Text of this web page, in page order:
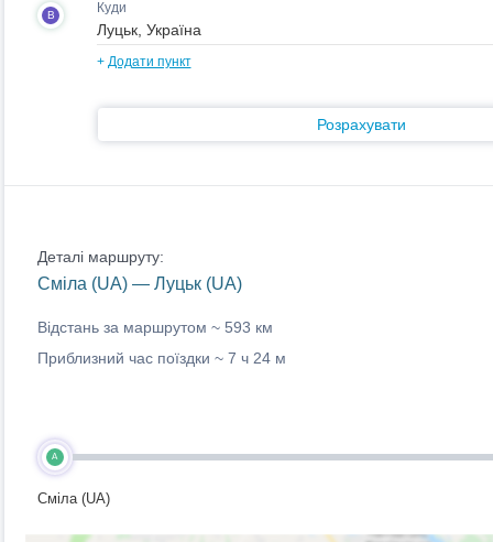
B Куди
+ Додати пункт
Розрахувати
Деталі маршруту:
Сміла (UA) — Луцьк (UA)
Відстань за маршрутом ~ 593 км
Приблизний час поїздки ~ 7 ч 24 м
A
Сміла (UA)